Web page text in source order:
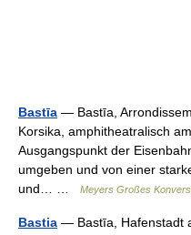
Bastīa — Bastīa,
Korsika, amphitheatralisch
Ausgangspunkt der
umgeben und von einer
und… …
Meyers Großes
Bastia — Bastīa, Hafenstadt